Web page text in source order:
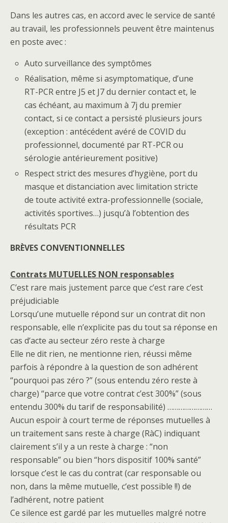
Dans les autres cas, en accord avec le service de santé
au travail, les professionnels peuvent être maintenus
en poste avec :
Auto surveillance des symptômes
Réalisation, même si asymptomatique, d’une
RT-PCR entre J5 et J7 du dernier contact et, le
cas échéant, au maximum à 7j du premier
contact, si ce contact a persisté plusieurs jours
(exception : antécédent avéré de COVID du
professionnel, documenté par RT-PCR ou
sérologie antérieurement positive)
Respect strict des mesures d’hygiène, port du
masque et distanciation avec limitation stricte
de toute activité extra-professionnelle (sociale,
activités sportives…) jusqu’à l’obtention des
résultats PCR
BRÈVES CONVENTIONNELLES
Contrats MUTUELLES NON responsables
C’est rare mais justement parce que c’est rare c’est
préjudiciable
Lorsqu’une mutuelle répond sur un contrat dit non
responsable, elle n’explicite pas du tout sa réponse en
cas d‘acte au secteur zéro reste à charge
Elle ne dit rien, ne mentionne rien, réussi même
parfois à répondre à la question de son adhérent
“pourquoi pas zéro ?” (sous entendu zéro reste à
charge) “parce que votre contrat c’est 300%” (sous
entendu 300% du tarif de responsabilité) ……………………
Aucun espoir à court terme de réponses mutuelles à
un traitement sans reste à charge (RàC) indiquant
clairement s’il y a un reste à charge : “non
responsable” ou bien “hors dispositif 100% santé”
lorsque c’est le cas du contrat (car responsable ou
non, dans la même mutuelle, c‘est possible !!) de
l’adhérent, notre patient
Ce silence est gardé par les mutuelles malgré notre